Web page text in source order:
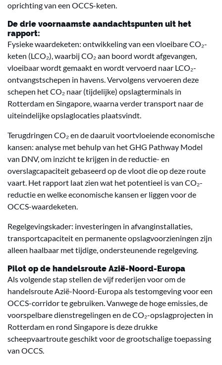
oprichting van een OCCS-keten.
De drie voornaamste aandachtspunten uit het
rapport:
Fysieke waardeketen: ontwikkeling van een vloeibare CO₂-
keten (LCO₂), waarbij CO₂ aan boord wordt afgevangen,
vloeibaar wordt gemaakt en wordt vervoerd naar LCO₂-
ontvangstschepen in havens. Vervolgens vervoeren deze
schepen het CO₂ naar (tijdelijke) opslagterminals in
Rotterdam en Singapore, waarna verder transport naar de
uiteindelijke opslaglocaties plaatsvindt.
Terugdringen CO₂ en de daaruit voortvloeiende economische
kansen: analyse met behulp van het GHG Pathway Model
van DNV, om inzicht te krijgen in de reductie- en
overslagcapaciteit gebaseerd op de vloot die op deze route
vaart. Het rapport laat zien wat het potentieel is van CO₂-
reductie en welke economische kansen er liggen voor de
OCCS-waardeketen.
Regelgevingskader: investeringen in afvanginstallaties,
transportcapaciteit en permanente opslagvoorzieningen zijn
alleen haalbaar met tijdige, ondersteunende regelgeving.
Pilot op de handelsroute Azië-Noord-Europa
Als volgende stap stellen de vijf rederijen voor om de
handelsroute Azië-Noord-Europa als testomgeving voor een
OCCS-corridor te gebruiken. Vanwege de hoge emissies, de
voorspelbare dienstregelingen en de CO₂-opslagprojecten in
Rotterdam en rond Singapore is deze drukke
scheepvaartroute geschikt voor de grootschalige toepassing
van OCCS.